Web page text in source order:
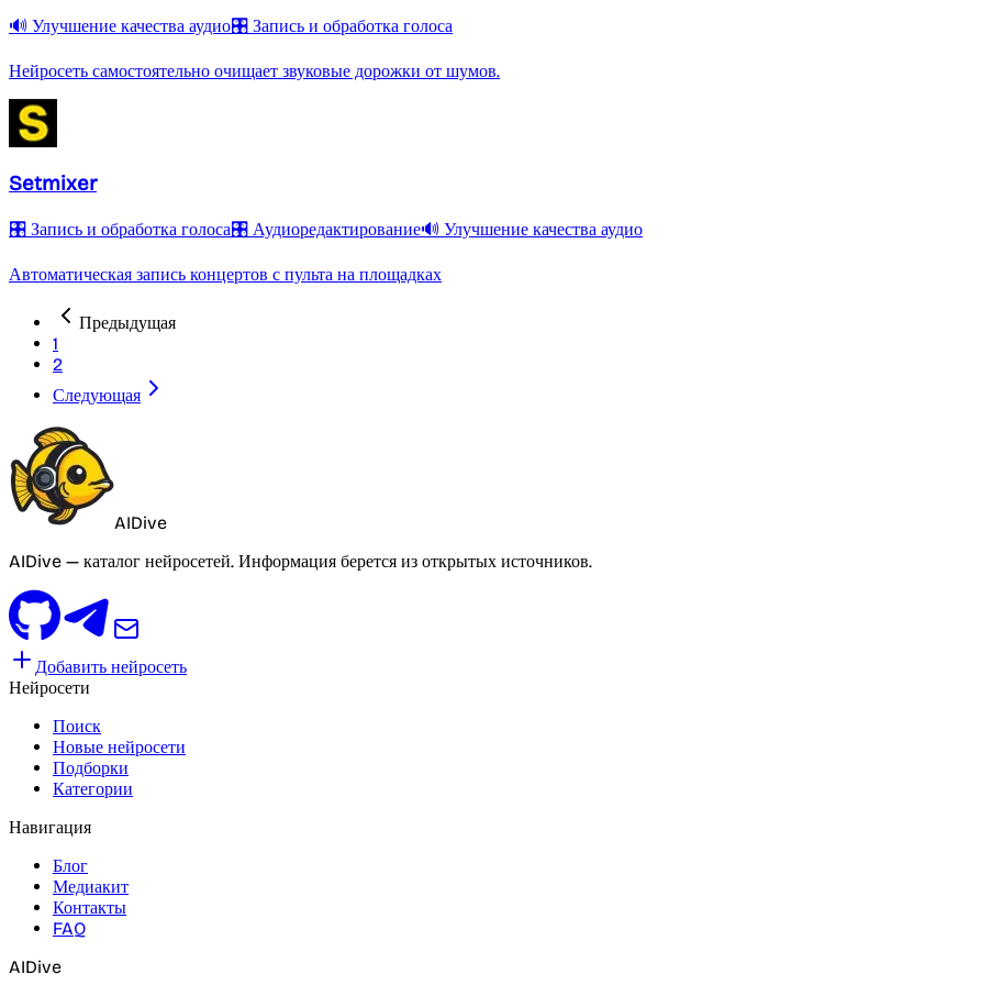
🔊 Улучшение качества аудио🎛️ Запись и обработка голоса
Нейросеть самостоятельно очищает звуковые дорожки от шумов.
Setmixer
🎛️ Запись и обработка голоса🎛️ Аудиоредактирование🔊 Улучшение качества аудио
Автоматическая запись концертов с пульта на площадках
Предыдущая
1
2
Следующая
AIDive
AIDive — каталог нейросетей. Информация берется из открытых источников.
Добавить нейросеть
Нейросети
Поиск
Новые нейросети
Подборки
Категории
Навигация
Блог
Медиакит
Контакты
FAQ
AIDive